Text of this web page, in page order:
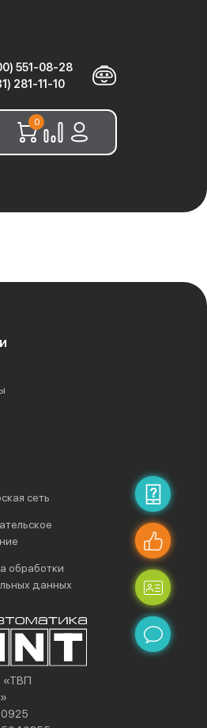
551-08-28
281-11-10
0
сеть
обработки
данных